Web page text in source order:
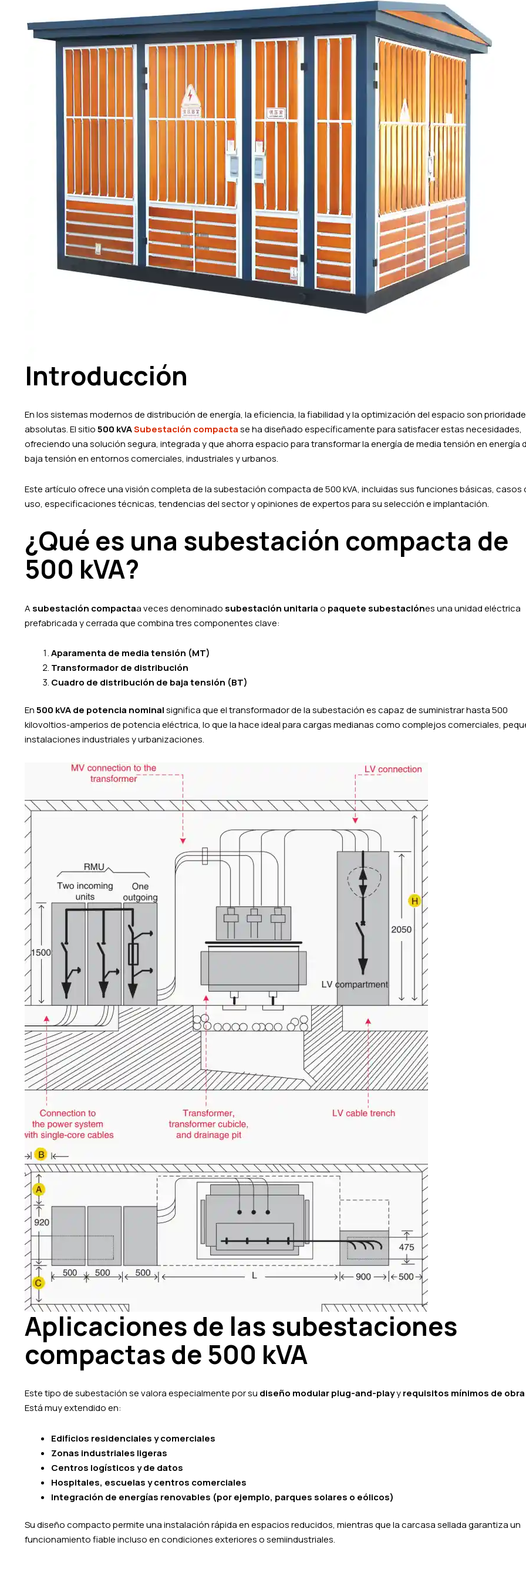
Introducción
En los sistemas modernos de distribución de energía, la eficiencia, la fiabilidad y la optimización del espacio son
absolutas. El sitio500 kVASubestación compactase ha diseñado específicamente para satisfacer estas necesidades,
ofreciendo una solución segura, integrada y que ahorra espacio para transformar la energía de media tensión en energía
baja tensión en entornos comerciales, industriales y urbanos.
Este artículo ofrece una visión completa de la subestación compacta de 500 kVA, incluidas sus funciones básicas, casos
uso, especificaciones técnicas, tendencias del sector y opiniones de expertos para su selección e implantación.
¿Qué es una subestación compacta de
500 kVA?
A subestación compactaa veces denominado subestación unitariao paquete subestaciónes una unidad eléctrica
prefabricada y cerrada que combina tres componentes clave:
Aparamenta de media tensión (MT)
Transformador de distribución
Cuadro de distribución de baja tensión (BT)
En500 kVA de potencia nominalsignifica que el transformador de la subestación es capaz de suministrar hasta 500
kilovoltios-amperios de potencia eléctrica, lo que la hace ideal para cargas medianas como complejos comerciales,
instalaciones industriales y urbanizaciones.
Aplicaciones de las subestaciones
compactas de 500 kVA
Este tipo de subestación se valora especialmente por su diseño modular plug-and-playyrequisitos mínimos de obra
Está muy extendido en:
Edificios residenciales y comerciales
Zonas industriales ligeras
Centros logísticos y de datos
Hospitales, escuelas y centros comerciales
Integración de energías renovables (por ejemplo, parques solares o eólicos)
Su diseño compacto permite una instalación rápida en espacios reducidos, mientras que la carcasa sellada garantiza un
funcionamiento fiable incluso en condiciones exteriores o semiindustriales.